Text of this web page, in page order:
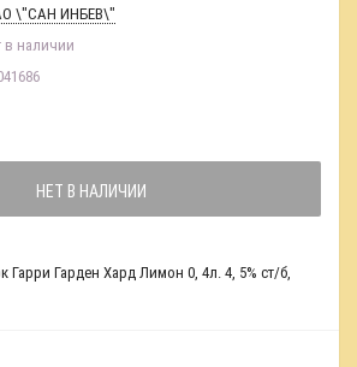
\"САН ИНБЕВ\"
в наличии
НЕТ В НАЛИЧИИ
Гарри Гарден Хард Лимон 0, 4л. 4, 5% ст/б,